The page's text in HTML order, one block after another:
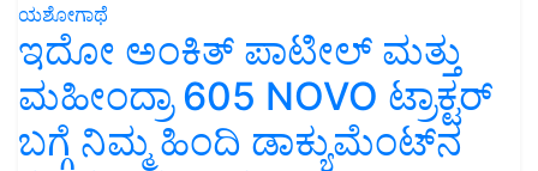
ಯಶೋಗಾಥೆ
ಇದೋ ಅಂಕಿತ್ ಪಾಟೀಲ್ ಮತ್ತು
ಮಹೀಂದ್ರಾ 605 NOVO ಟ್ರಾಕ್ಟರ್
ಬಗ್ಗೆ ನಿಮ್ಮ ಹಿಂದಿ ಡಾಕ್ಯುಮೆಂಟ್‌ನ